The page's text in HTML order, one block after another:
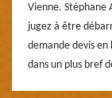
Vienne. Stéphane
jugez à être
demande devis
dans un plus bref